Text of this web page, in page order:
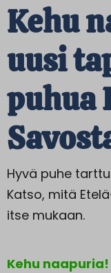
Kehu
uusi
puhua
Hyvä puhe
Katso, mitä
itse mukaan.
Kehu naapuria!